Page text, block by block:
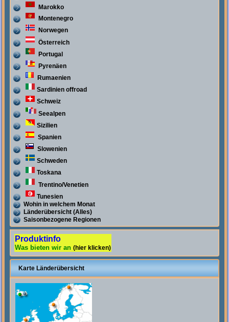
Marokko
Montenegro
Norwegen
Österreich
Portugal
Pyrenäen
Rumaenien
Sardinien offroad
Schweiz
Seealpen
Sizilien
Spanien
Slowenien
Schweden
Toskana
Trentino/Venetien
Tunesien
Wohin in welchem Monat
Länderübersicht (Alles)
Saisonbezogene Regionen
Produktinfo
Was bieten wir an(hier klicken)
Karte Länderübersicht